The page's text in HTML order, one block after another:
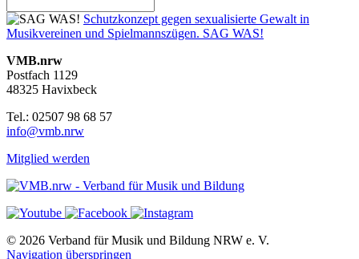
Schutzkonzept gegen sexualisierte Gewalt in
Musikvereinen und Spielmannszügen. SAG WAS!
VMB.nrw
Postfach 1129
48325 Havixbeck
Tel.: 02507 98 68 57
info@vmb.nrw
Mitglied werden
© 2026 Verband für Musik und Bildung NRW e. V.
Navigation überspringen